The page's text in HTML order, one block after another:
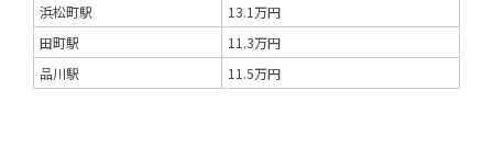
浜松町駅
13.1万円
田町駅
11.3万円
品川駅
11.5万円